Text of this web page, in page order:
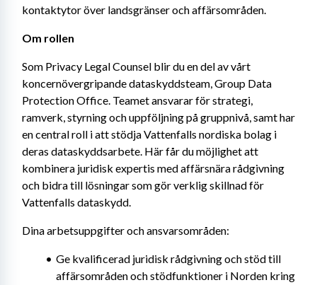
kontaktytor över landsgränser och affärsområden.
Om rollen
Som Privacy Legal Counsel blir du en del av vårt
koncernövergripande dataskyddsteam, Group Data
Protection Office. Teamet ansvarar för strategi,
ramverk, styrning och uppföljning på gruppnivå, samt har
en central roll i att stödja Vattenfalls nordiska bolag i
deras dataskyddsarbete. Här får du möjlighet att
kombinera juridisk expertis med affärsnära rådgivning
och bidra till lösningar som gör verklig skillnad för
Vattenfalls dataskydd.
Dina arbetsuppgifter och ansvarsområden:
Ge kvalificerad juridisk rådgivning och stöd till
affärsområden och stödfunktioner i Norden kring